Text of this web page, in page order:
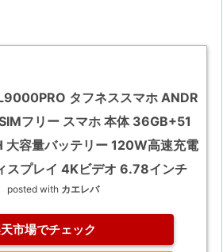
タフネススマホ ANDR
フリー スマホ 本体 36GB+51
容量バッテリー 120W高速充電
スプレイ 4Kビデオ 6.78インチ
posted with カエレバ
市場でチェック